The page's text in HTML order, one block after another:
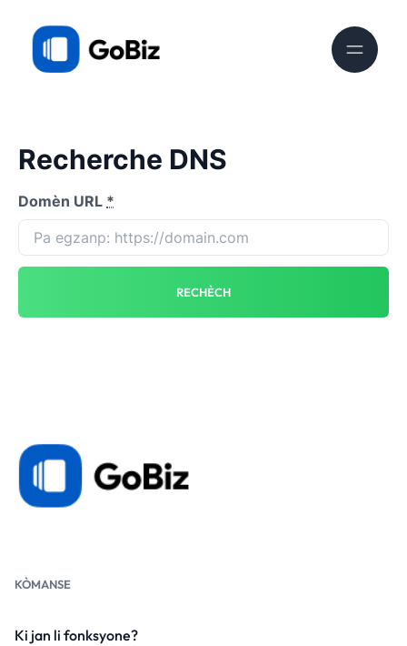
Recherche DNS
Domèn URL *
RECHÈCH
KÒMANSE
Ki jan li fonksyone?